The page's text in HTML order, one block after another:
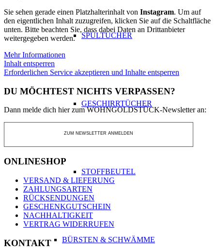
SPÜLTÜCHER
GESCHIRRTÜCHER
STOFFBEUTEL
BÜRSTEN & SCHWÄMME
Sie sehen gerade einen Platzhalterinhalt von Instagram. Um auf
den eigentlichen Inhalt zuzugreifen, klicken Sie auf die Schaltfläche
unten. Bitte beachten Sie, dass dabei Daten an Drittanbieter
weitergegeben werden.
Mehr Informationen
Inhalt entsperren
Erforderlichen Service akzeptieren und Inhalte entsperren
DU MÖCHTEST NICHTS VERPASSEN?
Dann melde dich hier zum WOHNGOLDSTÜCK-Newsletter an:
ZUM NEWSLETTER ANMELDEN
ONLINESHOP
VERSAND & LIEFERUNG
ZAHLUNGSARTEN
RÜCKSENDUNGEN
GESCHENKGUTSCHEIN
NACHHALTIGKEIT
VERTRAG WIDERRUFEN
KONTAKT